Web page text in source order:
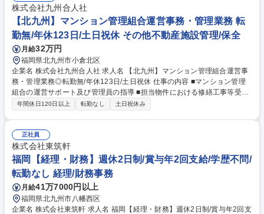
ート ■半年間の丁寧なOJT研修による製品知識の習得 ■顧客への状況説明
や改善提案などのコミュニケーション ※建物の改変を伴う実作業は無し
募集職種 【小倉/メンテナンス職】プライム上場の安定基盤/残業20h・定
着率95%働き方◎
株式会社九州合人社
【北九州】マンション管理組合運営事務・管理業務 転
勤無/年休123日/土日祝休 その他不動産施設管理/保全
月給32万円
福岡県北九州市小倉北区
企業名 株式会社九州合人社 求人名 【北九州】マンション管理組合運営事
務・管理業務◎転勤無/年休123日/土日祝休 仕事の内容 ■マンション管理
組合の運営サポート及び管理員の指導 ■担当物件における修繕工事等受注
業務 ■事務所内での事務業務等 ★異業界からの転職者が多数活躍していま
株式会社合人社計画研究所社のグループ会社として、質の高いサービスと
適性価格を武器に約20年受託戸数増加中です。https://www.gojin.co.jp/ab
t/abt_3.htm 募集職種 【北九州】マンション管理組合運営事務・管理業務
◎転勤無/年休123日/土日祝休
年間休日120日以上 転勤なし 土日祝休み
正社員
株式会社東筑軒
福岡【経理・財務】週休2日制/賞与年2回支給/学歴不問/
転勤なし 経理/財務事務
月給41万7000円以上
福岡県北九州市八幡西区
企業名 株式会社東筑軒 求人名 福岡【経理・財務】週休2日制/賞与年2回支